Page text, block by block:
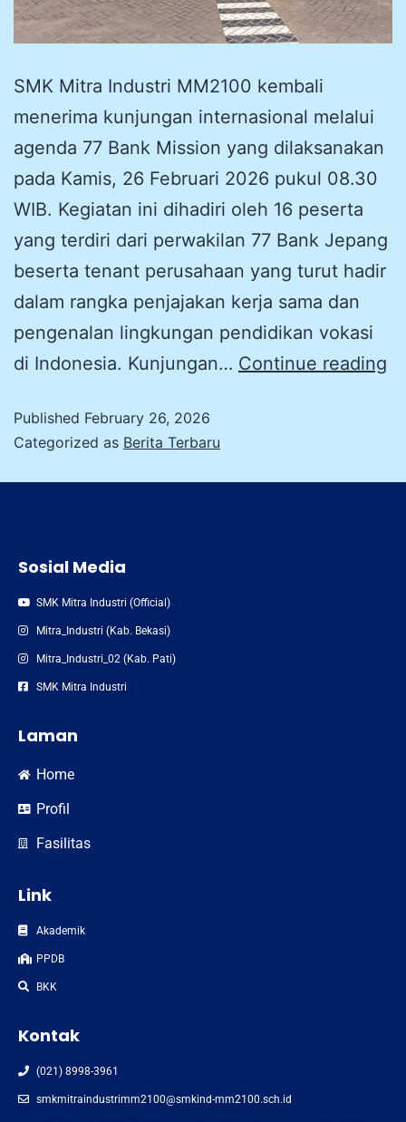
SMK Mitra Industri MM2100 kembali
menerima kunjungan internasional melalui
agenda 77 Bank Mission yang dilaksanakan
pada Kamis, 26 Februari 2026 pukul 08.30
WIB. Kegiatan ini dihadiri oleh 16 peserta
yang terdiri dari perwakilan 77 Bank Jepang
beserta tenant perusahaan yang turut hadir
dalam rangka penjajakan kerja sama dan
pengenalan lingkungan pendidikan vokasi
di Indonesia. Kunjungan… Continue reading
Published February 26, 2026
Categorized as Berita Terbaru
Sosial Media
SMK Mitra Industri (Official)
Mitra_Industri (Kab. Bekasi)
Mitra_Industri_02 (Kab. Pati)
SMK Mitra Industri
Laman
Home
Profil
Fasilitas
Link
Akademik
PPDB
BKK
Kontak
(021) 8998-3961
smkmitraindustrimm2100@smkind-mm2100.sch.id